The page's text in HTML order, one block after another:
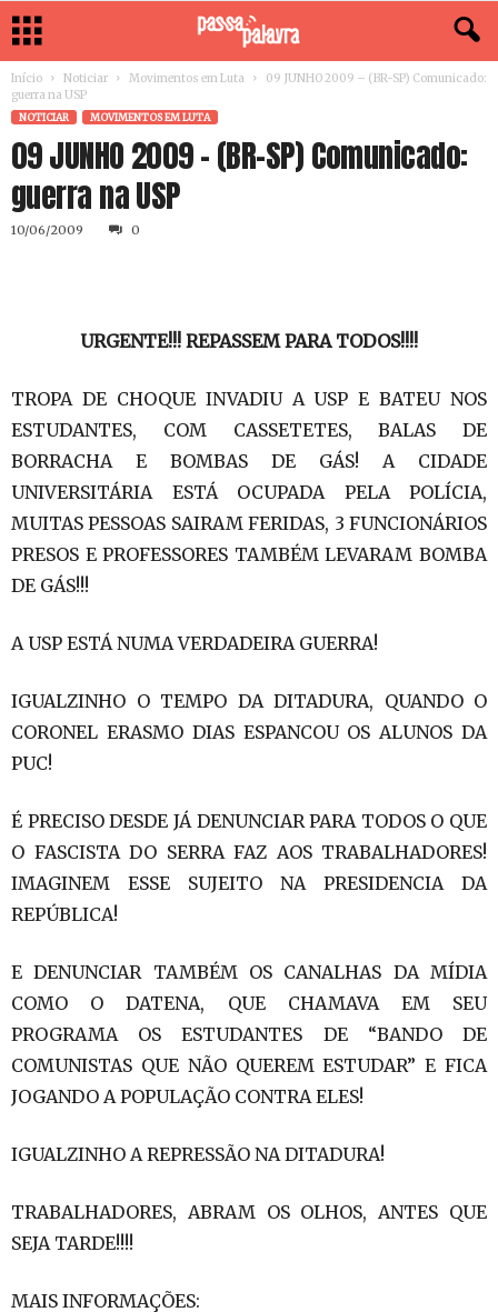
Início Noticiar Movimentos em Luta
09 JUNHO 2009 – (BR-SP) Comunicado:
guerra na USP
NOTICIAR MOVIMENTOS EM LUTA
09 JUNHO 2009 – (BR-SP) Comunicado:
guerra na USP
10/06/2009 0
URGENTE!!! REPASSEM PARA TODOS!!!!
TROPA DE CHOQUE INVADIU A USP E BATEU NOS
ESTUDANTES, COM CASSETETES, BALAS DE
BORRACHA E BOMBAS DE GÁS! A CIDADE
UNIVERSITÁRIA ESTÁ OCUPADA PELA POLÍCIA,
MUITAS PESSOAS SAIRAM FERIDAS, 3 FUNCIONÁRIOS
PRESOS E PROFESSORES TAMBÉM LEVARAM BOMBA
DE GÁS!!!
A USP ESTÁ NUMA VERDADEIRA GUERRA!
IGUALZINHO O TEMPO DA DITADURA, QUANDO O
CORONEL ERASMO DIAS ESPANCOU OS ALUNOS DA
PUC!
É PRECISO DESDE JÁ DENUNCIAR PARA TODOS O QUE
O FASCISTA DO SERRA FAZ AOS TRABALHADORES!
IMAGINEM ESSE SUJEITO NA PRESIDENCIA DA
REPÚBLICA!
E DENUNCIAR TAMBÉM OS CANALHAS DA MÍDIA
COMO O DATENA, QUE CHAMAVA EM SEU
PROGRAMA OS ESTUDANTES DE “BANDO DE
COMUNISTAS QUE NÃO QUEREM ESTUDAR” E FICA
JOGANDO A POPULAÇÃO CONTRA ELES!
IGUALZINHO A REPRESSÃO NA DITADURA!
TRABALHADORES, ABRAM OS OLHOS, ANTES QUE
SEJA TARDE!!!!
MAIS INFORMAÇÕES: